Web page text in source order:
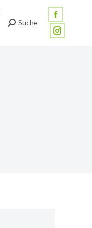
Search:
Suche
Facebook
page